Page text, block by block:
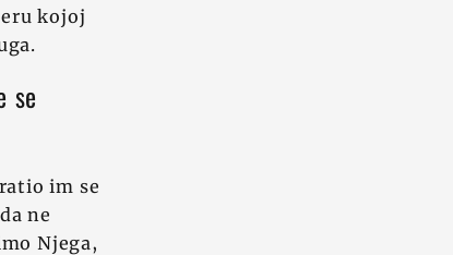
kojoj
se
im se
ne
Njega,